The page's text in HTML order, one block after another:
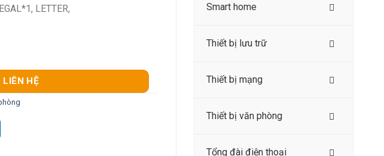
Smart home
Thiết bị lưu trữ
Thiết bị mạng
Thiết bị văn phòng
Tổng đài điện thoại
LETTER,
LIÊN HỆ